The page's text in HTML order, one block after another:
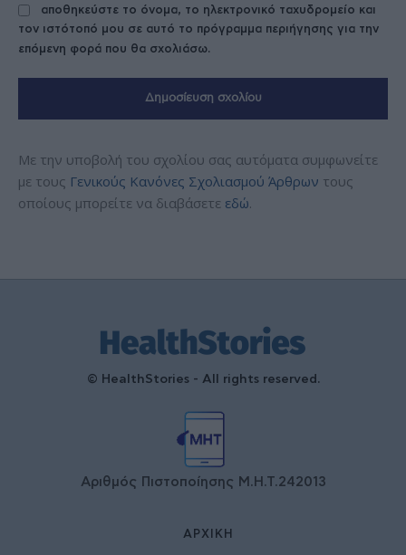
αποθηκεύστε το όνομα, το ηλεκτρονικό ταχυδρομείο και
τον ιστότοπό μου σε αυτό το πρόγραμμα περιήγησης για την
επόμενη φορά που θα σχολιάσω.
Με την υποβολή του σχολίου σας αυτόματα συμφωνείτε
με τους Γενικούς Κανόνες Σχολιασμού Άρθρων τους
οποίους μπορείτε να διαβάσετε εδώ.
© HealthStories - All rights reserved.
Αριθμός Πιστοποίησης Μ.Η.Τ.242013
ΑΡΧΙΚΉ